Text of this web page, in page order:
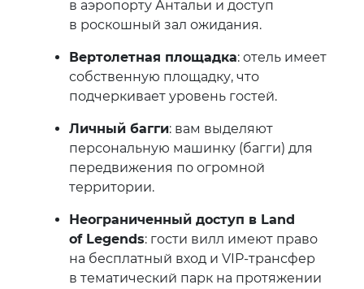
в аэропорту Антальи и доступ
в роскошный зал ожидания.
Вертолетная площадка: отель имеет
собственную площадку, что
подчеркивает уровень гостей.
Личный багги: вам выделяют
персональную машинку (багги) для
передвижения по огромной
территории.
Неограниченный доступ в Land
of Legends: гости вилл имеют право
на бесплатный вход и VIP-трансфер
в тематический парк на протяжении